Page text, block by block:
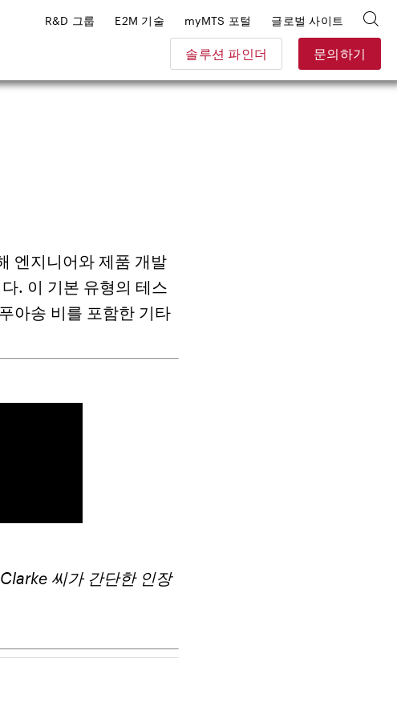
솔루션 파인더 문의하기
R&D 그룹 E2M 기술 myMTS 포털 글로벌 사이트
엔지니어와 제품 개발
. 이 기본 유형의 테스
아송 비를 포함한 기타
씨가 간단한 인장